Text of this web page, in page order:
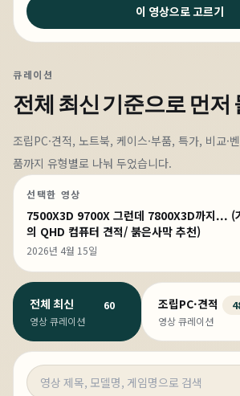
이 영상으로 고르기
큐레이션
전체 최신기준으로 먼저
조립PC·견적, 노트북, 케이스·부품, 특가, 비교·
품까지 유형별로 나눠 두었습니다.
선택한 영상
7500X3D 9700X 그런데 7800X3D까지... (
의 QHD 컴퓨터 견적/ 붉은사막 추천)
2026년 4월 15일
전체 최신
영상 큐레이션
60 조립PC·견적
영상 큐레이션
영상 검색